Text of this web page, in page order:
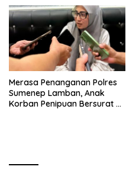
Merasa Penanganan Polres
Sumenep Lamban, Anak
Korban Penipuan Bersurat ke